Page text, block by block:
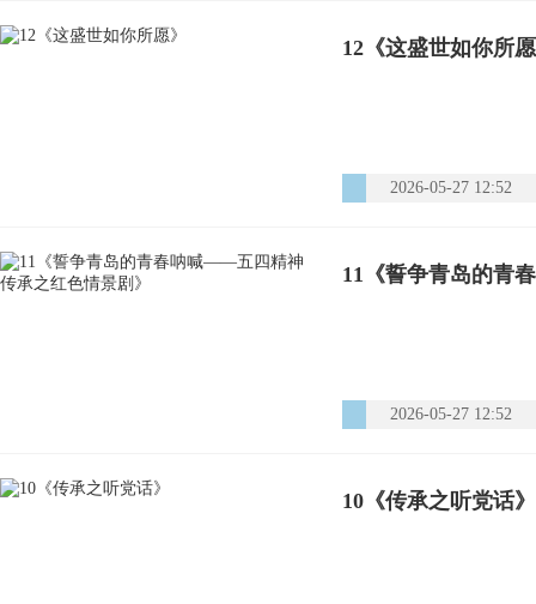
12《这盛世如你所
2026-05-27 12:52
11《誓争青岛的青
2026-05-27 12:52
10《传承之听党话》